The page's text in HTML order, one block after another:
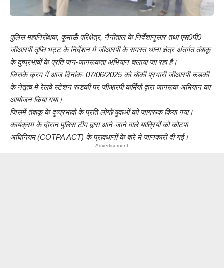
पुलिस महानिरीक्षक, कुमाऊँ परिक्षेत्र, नैनीताल के निर्देशानुसार तथा एस0पी0
जीआरपी तृप्ति भट्ट के निर्देशन मे जीआरपी के समस्त थाना क्षेत्र अंतर्गत तंबाकू
के दुष्प्रभावों के प्रति जन-जागरूकता अभियान चलाया जा रहा है।
जिसके क्रम में आज दिनांक- 07/06/2025 को चौकी प्रभारी जीआरपी रूडकी
के नेतृत्व मे रेलवे स्टेशन रूडकी पर जीआरपी कर्मियों द्वारा जागरूक अभियान का
आयोजन किया गया।
जिसमें तंबाकू के दुष्प्रभावों के प्रति लोगों/युवाओं को जागरूक किया गया।
कार्यक्रम के दौरान पुलिस टीम द्वारा आने-जाने वाले यात्रियों को कोटपा
अधिनियम (COTPA ACT) के प्रावधानों के बारे मे जानकारी दी गई।
- Advertisement -